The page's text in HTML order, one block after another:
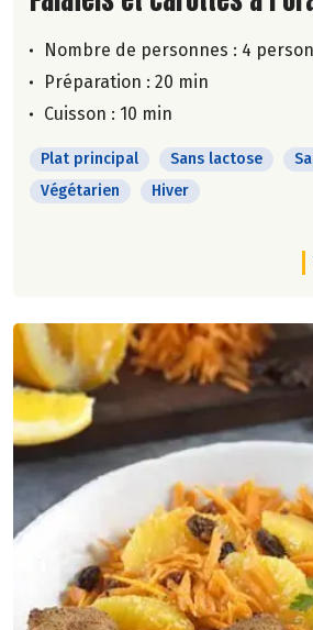
Nombre de personnes : 4
Préparation : 20 min
Cuisson : 10 min
Plat principal Sans lactose
Végétarien
Hiver